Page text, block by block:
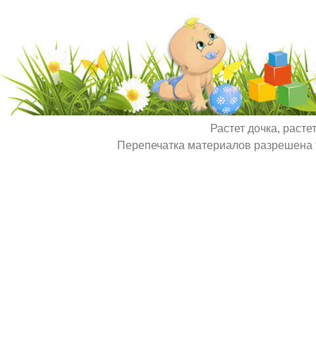
Растет дочка,
Перепечатка материалов разрешена